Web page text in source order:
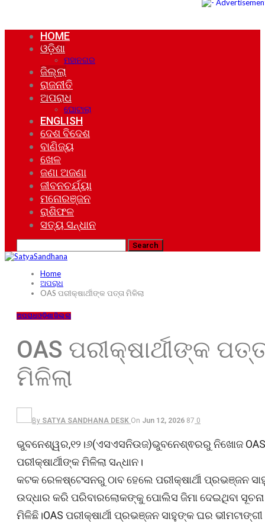
HOME
ଓଡ଼ିଶା
ମହାନଗର
ଜିଲ୍ଲା
ରାଜନୀତି
ଅପରାଧ
ଘୋଟାଲା
ENGLISH
ଦେଶ ବିଦେଶ
ବାଣିଜ୍ୟ
ଖେଳ
ଜଣା ଅଜଣା
ଜୀବନଚର୍ଯ୍ୟା
ମନୋରଞ୍ଜନ
ରାଶିଫଳ
ସତ୍ୟ ସନ୍ଧାନ
Home
ଅପରାଧ
OAS ପରୀକ୍ଷାର୍ଥୀଙ୍କ ପତ୍ତା ମିଳିଲା
ଅପରାଧଓଡ଼ିଶାଜିଲ୍ଲା
OAS ପରୀକ୍ଷାର୍ଥୀଙ୍କ
ମିଳିଲା
By SATYA SANDHANA DESK On Jun 12, 2026 87 0
ଭୁବନେଶ୍ୱର,୧୨।୬(ଏସଏସନିଉଜ)ଭୁବନେଶ୍ଵରରୁ ନିଖୋଜ OAS
ପରୀକ୍ଷାର୍ଥୀଙ୍କ ମିଳିଲା ସନ୍ଧାନ।
କଟକ ରେଳଷ୍ଟେସନରୁ ଠାବ ହେଲେ ପରୀକ୍ଷାର୍ଥୀ ପ୍ରଭଞ୍ଜନ
ଉଦ୍ଧାର କରି ପରିବାରଲୋକଙ୍କୁ ପୋଲିସ ଜିମା ଦେଇଥିବା ସୂଚନା
ମିଳିଛି।OAS ପରୀକ୍ଷାର୍ଥୀ ପ୍ରଭଞ୍ଜନ ସାହୁଙ୍କ ଘର ଭୀମଟାଙ୍ଗୀ